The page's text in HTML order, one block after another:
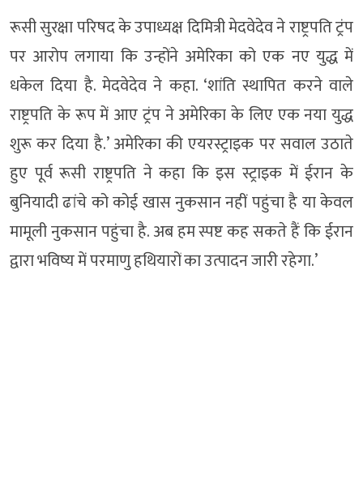
रूसी सुरक्षा परिषद के उपाध्यक्ष दिमित्री मेदवेदेव ने राष्ट्रपति ट्रंप
पर आरोप लगाया कि उन्होंने अमेरिका को एक नए युद्ध में
धकेल दिया है. मेदवेदेव ने कहा. ‘शांति स्थापित करने वाले
राष्ट्रपति के रूप में आए ट्रंप ने अमेरिका के लिए एक नया युद्ध
शुरू कर दिया है.’ अमेरिका की एयरस्ट्राइक पर सवाल उठाते
हुए पूर्व रूसी राष्ट्रपति ने कहा कि इस स्ट्राइक में ईरान के
बुनियादी ढांचे को कोई खास नुकसान नहीं पहुंचा है या केवल
मामूली नुकसान पहुंचा है. अब हम स्पष्ट कह सकते हैं कि ईरान
द्वारा भविष्य में परमाणु हथियारों का उत्पादन जारी रहेगा.’